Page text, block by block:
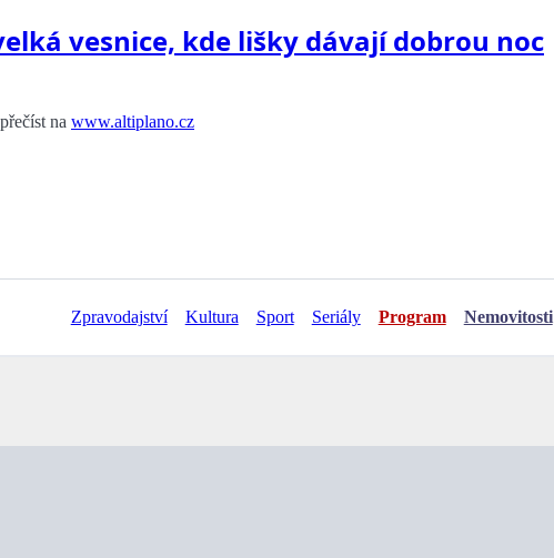
vesnice, kde lišky dávají dobrou noc
na www.altiplano.cz
Zpravodajství Kultura Sport Seriály Program Nemovitosti